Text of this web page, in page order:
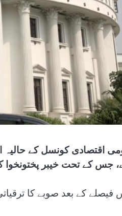
اقتصادی کونسل کے حالیہ
جس کے تحت خیبر پختونخوا کے سالانہ
کے بعد صوبے کا ترقیاتی بجٹ 564 ارب روپے سے کم ہو کر 455